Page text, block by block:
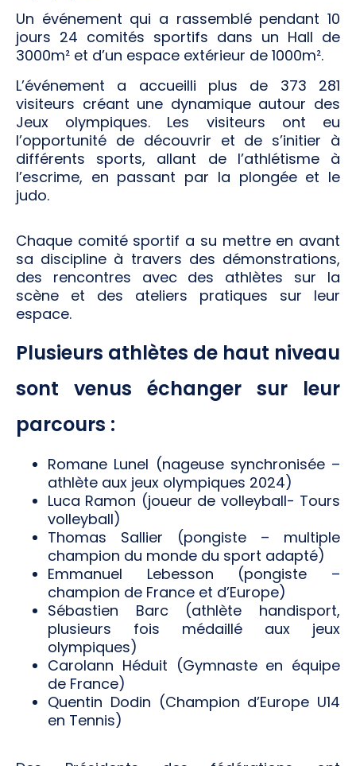
Un événement qui a rassemblé pendant 10
jours 24 comités sportifs dans un Hall de
3000m² et d’un espace extérieur de 1000m².
L’événement a accueilli plus de 373 281
visiteurs créant une dynamique autour des
Jeux olympiques. Les visiteurs ont eu
l’opportunité de découvrir et de s’initier à
différents sports, allant de l’athlétisme à
l’escrime, en passant par la plongée et le
judo.
Chaque comité sportif a su mettre en avant
sa discipline à travers des démonstrations,
des rencontres avec des athlètes sur la
scène et des ateliers pratiques sur leur
espace.
Plusieurs athlètes de haut niveau
sont venus échanger sur leur
parcours :
Romane Lunel (nageuse synchronisée –
athlète aux jeux olympiques 2024)
Luca Ramon (joueur de volleyball- Tours
volleyball)
Thomas Sallier (pongiste – multiple
champion du monde du sport adapté)
Emmanuel Lebesson (pongiste –
champion de France et d’Europe)
Sébastien Barc (athlète handisport,
plusieurs fois médaillé aux jeux
olympiques)
Carolann Héduit (Gymnaste en équipe
de France)
Quentin Dodin (Champion d’Europe U14
en Tennis)